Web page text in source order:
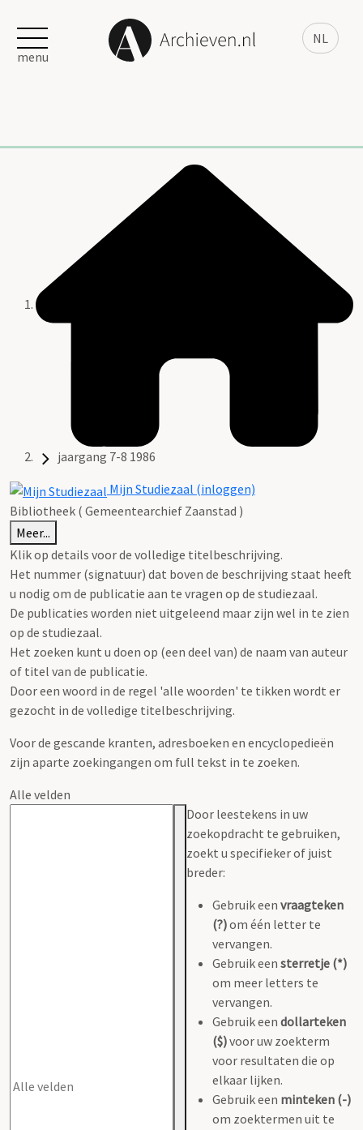
NL
menu
jaargang 7-8 1986
Mijn Studiezaal (inloggen)
Bibliotheek ( Gemeentearchief Zaanstad )
Meer...
Klik op details voor de volledige titelbeschrijving.
Het nummer (signatuur) dat boven de beschrijving staat heeft
u nodig om de publicatie aan te vragen op de studiezaal.
De publicaties worden niet uitgeleend maar zijn wel in te zien
op de studiezaal.
Het zoeken kunt u doen op (een deel van) de naam van auteur
of titel van de publicatie.
Door een woord in de regel 'alle woorden' te tikken wordt er
gezocht in de volledige titelbeschrijving.
Voor de gescande kranten, adresboeken en encyclopedieën
zijn aparte zoekingangen om full tekst in te zoeken.
Alle velden
Door leestekens in uw
zoekopdracht te gebruiken,
zoekt u specifieker of juist
breder:
Gebruik een vraagteken
(?)om één letter te
vervangen.
Gebruik een sterretje (*)
om meer letters te
vervangen.
Gebruik een dollarteken
($)voor uw zoekterm
voor resultaten die op
elkaar lijken.
Gebruik een minteken (-)
om zoektermen uit te